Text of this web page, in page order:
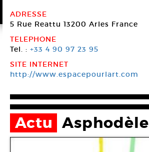
ADRESSE
5 Rue Reattu 13200 Arles France
TELEPHONE
Tel. : +33 4 90 97 23 95
SITE INTERNET
http://www.espacepourlart.com
Actu Asphodèle